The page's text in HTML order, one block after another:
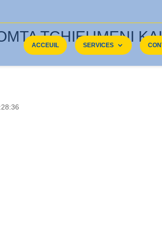
ACCEUIL SERVICES
TCHIEUMENI